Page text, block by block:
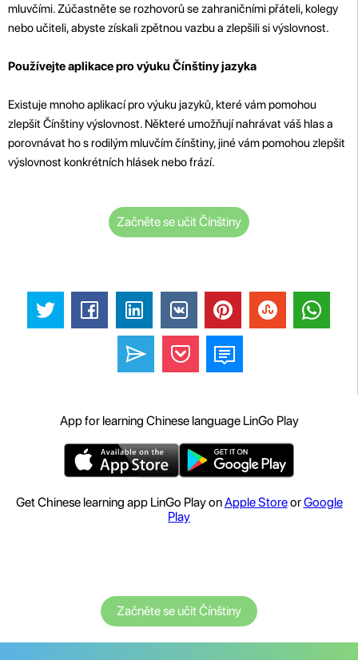
mluvčími. Zúčastněte se rozhovorů se zahraničními přáteli, kolegy
nebo učiteli, abyste získali zpětnou vazbu a zlepšili si výslovnost.
Používejte aplikace pro výuku Čínštiny jazyka
Existuje mnoho aplikací pro výuku jazyků, které vám pomohou
zlepšit Čínštiny výslovnost. Některé umožňují nahrávat váš hlas a
porovnávat ho s rodilým mluvčím čínštiny, jiné vám pomohou zlepšit
výslovnost konkrétních hlásek nebo frází.
Začněte se učit Čínštiny
App for learning Chinese language LinGo Play
Get Chinese learning app LinGo Play onApple StoreorGoogle
Play
Začněte se učit Čínštiny